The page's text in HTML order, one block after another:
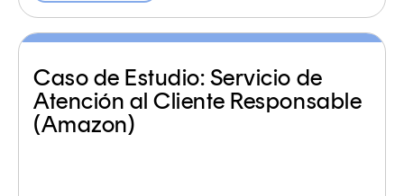
Caso de Estudio: Servicio de
Atención al Cliente Responsable
(Amazon)